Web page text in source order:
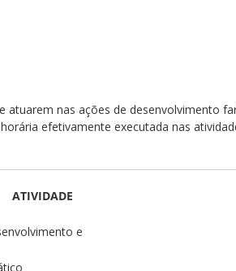
atuarem nas ações de desenvolvimento
efetivamente executada nas
ATIVIDADE
e